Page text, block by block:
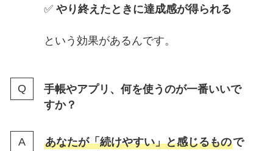
✅ やり終えたときに達成感が得られる
という効果があるんです。
手帳やアプリ、何を使うのが一番いいで
すか？
あなたが「続けやすい」と感じるもので